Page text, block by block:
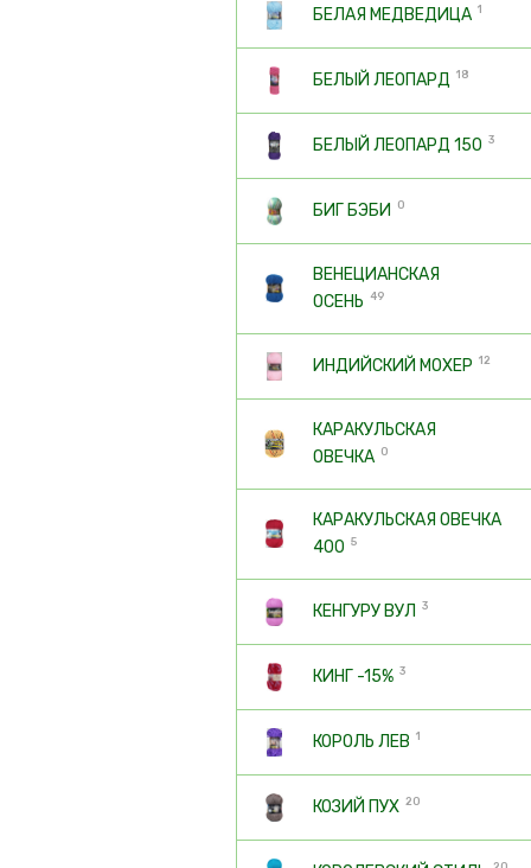
БЕЛАЯ МЕДВЕДИЦА 1
БЕЛЫЙ ЛЕОПАРД 18
БЕЛЫЙ ЛЕОПАРД 150 3
БИГ БЭБИ 0
ВЕНЕЦИАНСКАЯ
ОСЕНЬ 49
ИНДИЙСКИЙ МОХЕР 12
КАРАКУЛЬСКАЯ
ОВЕЧКА
0
КАРАКУЛЬСКАЯ ОВЕЧКА
400 5
КЕНГУРУ ВУЛ 3
КИНГ -15% 3
КОРОЛЬ ЛЕВ 1
КОЗИЙ ПУХ 20